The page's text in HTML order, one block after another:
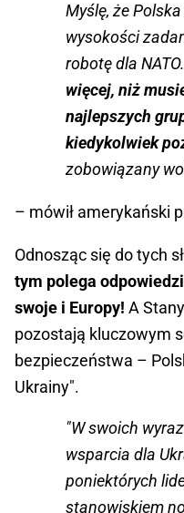
Myślę, że
wysokości
robotę dla
więcej, niż
najlepszych
kiedykolwiek
zobowiązany
– mówił amerykański
Odnosząc się do tych
tym polega
swoje i Europy! A
pozostają kluczowym
bezpieczeństwa –
Ukrainy".
"W swoich
wsparcia dla
poniektórych
stanowiskiem